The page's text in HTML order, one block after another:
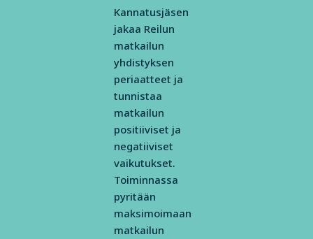
Kannatusjäsen
jakaa Reilun
matkailun
yhdistyksen
periaatteet ja
tunnistaa
matkailun
positiiviset ja
negatiiviset
vaikutukset.
Toiminnassa
pyritään
maksimoimaan
matkailun